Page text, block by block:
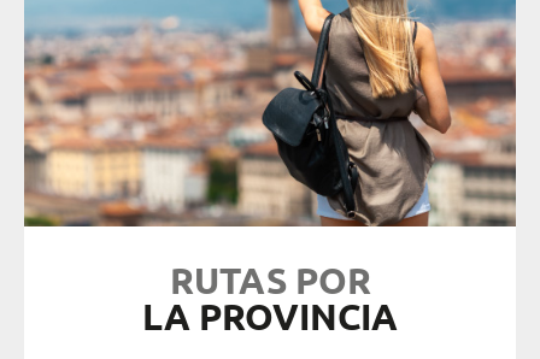
RUTAS POR
LA PROVINCIA